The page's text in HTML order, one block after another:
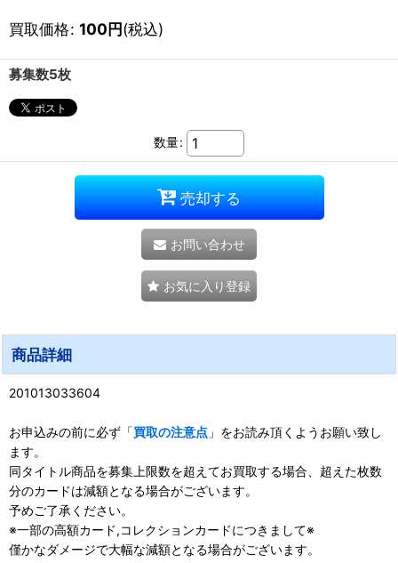
買取価格: 100円(税込)
募集数5枚
数量:
売却する
お問い合わせ
お気に入り登録
商品詳細
201013033604
お申込みの前に必ず「買取の注意点 」をお読み頂くようお願い致し
ます。
同タイトル商品を募集上限数を超えてお買取する場合、超えた枚数
分のカードは減額となる場合がございます。
予めご了承ください。
※一部の高額カード,コレクションカードにつきまして※
僅かなダメージで大幅な減額となる場合がございます。